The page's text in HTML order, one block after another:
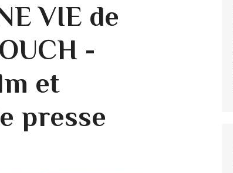
VIE de
-
et
presse